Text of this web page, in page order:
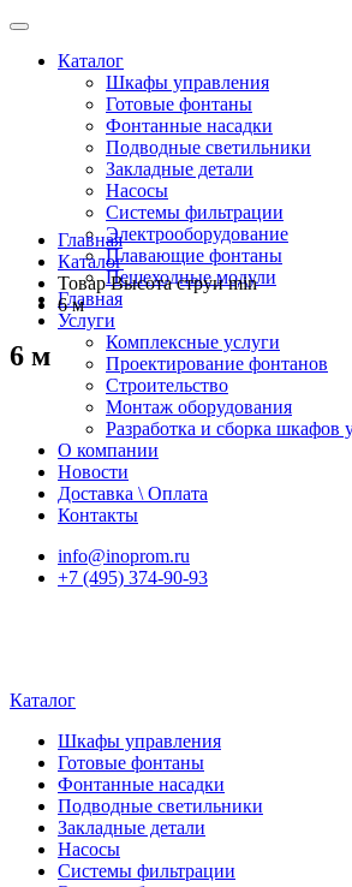
Каталог
Шкафы управления
Готовые фонтаны
Фонтанные насадки
Подводные светильники
Закладные детали
Насосы
Системы фильтрации
Электрооборудование
Плавающие фонтаны
Пешеходные модули
Главная
Услуги
Комплексные услуги
Проектирование фонтанов
Строительство
Монтаж оборудования
Разработка и сборка шкафов
О компании
Новости
Доставка \ Оплата
Контакты
info@inoprom.ru
+7 (495) 374-90-93
Каталог
Шкафы управления
Готовые фонтаны
Фонтанные насадки
Подводные светильники
Закладные детали
Насосы
Системы фильтрации
Главная
Каталог
Товар Высота струи min
6 м
6 м